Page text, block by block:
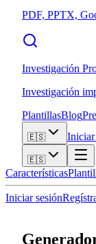
PDF, PPTX,
Investigación
Investigación
PlantillasBlog
🇪🇸 Iniciar
🇪🇸
Características
Iniciar sesión